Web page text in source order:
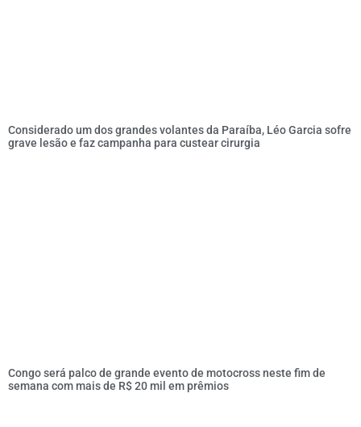
Considerado um dos grandes volantes da Paraíba, Léo Garcia sofre
grave lesão e faz campanha para custear cirurgia
Congo será palco de grande evento de motocross neste fim de
semana com mais de R$ 20 mil em prêmios